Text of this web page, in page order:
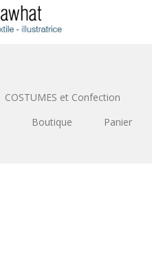
COSTUMES et Confection
Boutique Panier